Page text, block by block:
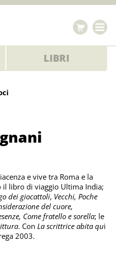
LIBRI
e vive tra Roma e la
il libro di viaggio Ultima India;
dei giocattoli, Vecchi, Poche
del cuore,
Come fratello e sorella; le
. Con La scrittrice abita qui
2003.